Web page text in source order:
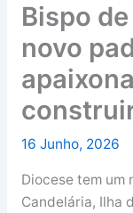
Bispo
novo
16 Junho, 2026
Diocese tem um
Candelária, Ilha